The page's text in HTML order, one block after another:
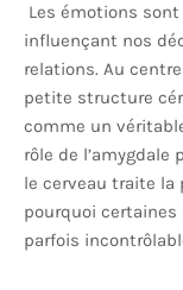
Les émotions
influençant nos
relations. Au
petite structure
comme un
rôle de
le cerveau traite la
pourquoi
parfois